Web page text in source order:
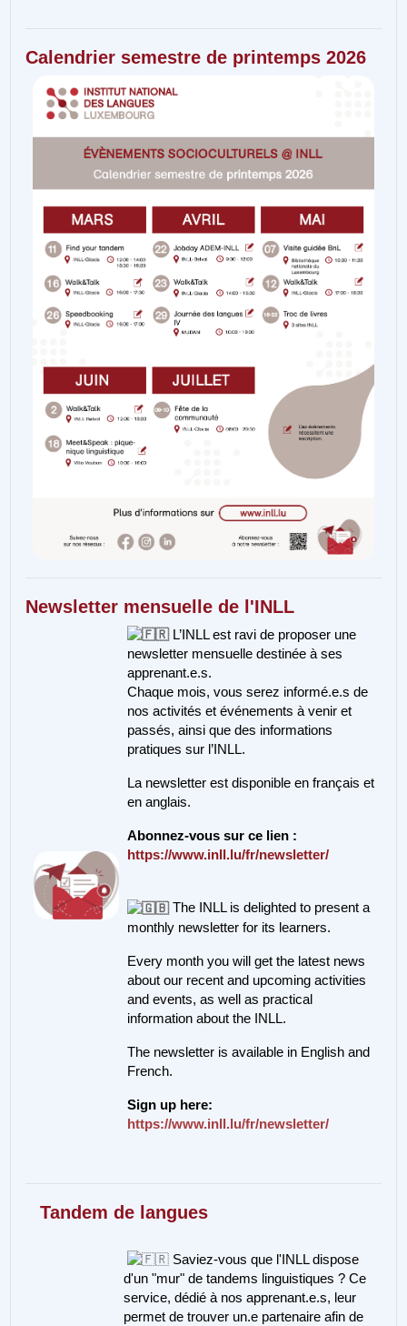
Calendrier semestre de printemps 2026
Newsletter mensuelle de l'INLL
L’INLL est ravi de proposer une
newsletter mensuelle destinée à ses
apprenant.e.s.
Chaque mois, vous serez informé.e.s de
nos activités et événements à venir et
passés, ainsi que des informations
pratiques sur l’INLL.
La newsletter est disponible en français et
en anglais.
Abonnez-vous sur ce lien :
https://www.inll.lu/fr/newsletter/
The INLL is delighted to present a
monthly newsletter for its learners.
Every month you will get the latest news
about our recent and upcoming activities
and events, as well as practical
information about the INLL.
The newsletter is available in English and
French.
Sign up here:
https://www.inll.lu/fr/newsletter/
Tandem de langues
Saviez-vous que l'INLL dispose
d'un "mur" de tandems linguistiques ? Ce
service, dédié à nos apprenant.e.s, leur
permet de trouver un.e partenaire afin de